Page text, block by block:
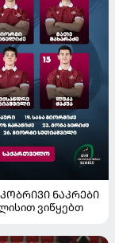
ᲜᲐᲙᲠᲔᲑᲘ
ვიწყებთ